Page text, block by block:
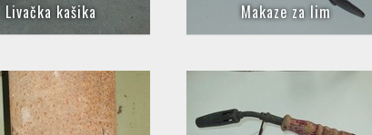
Livačka kašika Makaze za lim